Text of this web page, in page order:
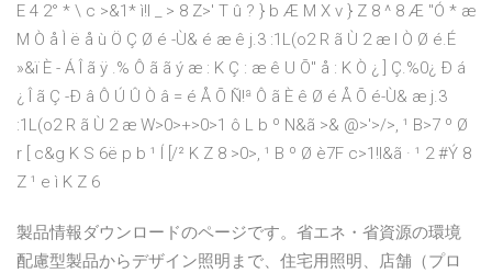
E 4 2° * \ c >&1* ì!l _ > 8 Z>' T û ? } b Æ M X v } Z 8 ^ 8 Æ "Ó * æ
M Ò å Ì ë å ù Ö Ç Ø é -Ù& é æ ê j.3 :1L(o2 R ã Ù 2 æ I Ò Ø é.É
»&ï È - Á Î ã ÿ .% Ô ã ã ý æ : K Ç : æ ê U Õ" å : K Ò ¿ ] Ç.%0¿ Ð á
¿ Î ã Ç -Ð â Ô Ú Û Ò â = é Å Õ Ñ!ª Ô ã È ê Ø é Å Õ é-Ù& æ j.3
:1L(o2 R ã Ù 2 æ W>0>+>0>1 ô L b º N&ã >& @>'>/>, ¹ B>7 º Ø
r [ c&g K S 6ë p b ¹ Í [/² K Z 8 >0>, ¹ B º Ø è7F c>1!l&ã · ¹ 2 #Ý 8
Z ¹ e ì K Z 6
製品情報ダウンロードのページです。省エネ・省資源の環境
配慮型製品からデザイン照明まで、住宅用照明、店舗（プロ